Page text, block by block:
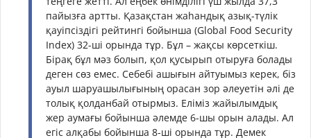
пайызға артты. Қазақстан жаһандық азық-түлік
қауіпсіздігі рейтингі бойынша (Global Food Security
Index) 32-ші орында тұр. Бұл – жақсы көрсеткіш.
Бірақ бұл мәз болып, қол қусырып отыруға болады
деген сөз емес. Себебі ашығын айтуымыз керек, біз
ауыл шаруашылығының орасан зор әлеуетін әлі де
толық қолданбай отырмыз. Еліміз жайылымдық
жер аумағы бойынша әлемде 6-шы орын алады. Ал
егіс алқабы бойынша 8-ші орында тұр. Демек